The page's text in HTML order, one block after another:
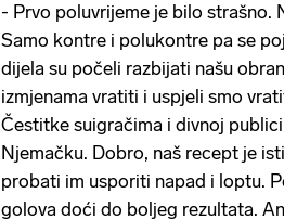
- Prvo poluvrijeme je bilo strašno.
Samo kontre i polukontre pa se
dijela su počeli razbijati našu
izmjenama vratiti i uspjeli smo
Čestitke suigračima i divnoj
Njemačku. Dobro, naš recept je
probati im usporiti napad i loptu.
golova doći do boljeg rezultata.